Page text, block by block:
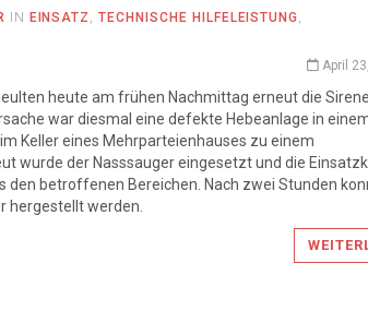
IN EINSATZ ,TECHNISCHE HILFELEISTUNG
April
heute am frühen Nachmittag erneut die
war diesmal eine defekte Hebeanlage in
Keller eines Mehrparteienhauses zu einem
wurde der Nasssauger eingesetzt und die
den betroffenen Bereichen. Nach zwei Stunden
hergestellt werden.